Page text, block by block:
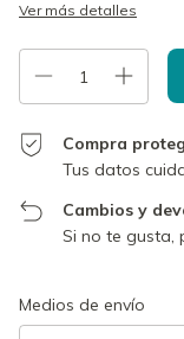
Ver más detalles
Compra
Tus datos
Cambios y
Si no te gusta,
Entregas para el CP:
Medios de envío